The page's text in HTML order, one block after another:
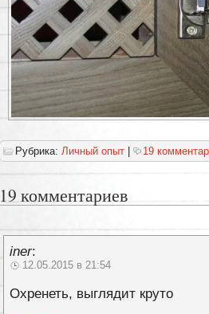
Рубрика: Личный опыт 19
19 комментариев
iner:
12.05.2015 в 21:54
Охренеть, выглядит круто